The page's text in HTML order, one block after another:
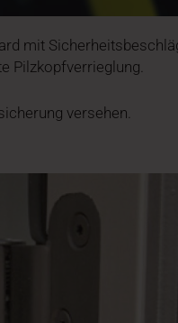
mit
Pilzkopfverrieglung.
versehen.